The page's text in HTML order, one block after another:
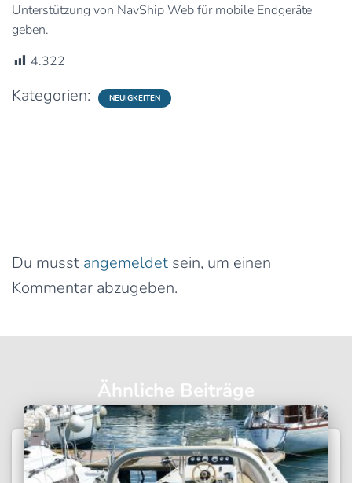
Unterstützung von NavShip Web für mobile Endgeräte
geben.
4.322
Kategorien: NEUIGKEITEN
Du musst angemeldet sein, um einen
Kommentar abzugeben.
Ähnliche Beiträge